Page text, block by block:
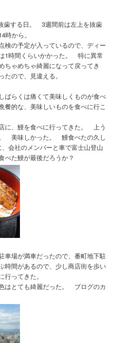
歯する日。 3週間前は左上を抜歯
から。
検の予定が入っているので、ディー
1時間くらいかかった。 特に異常
ちゃめちゃ綺麗になって戻ってき
ので、見違える。
らくは痛くて美味しくものが食べ
餐的な、美味しいものを食べに行こ
に、鰻を食べに行ってきた。 上う
美味しかった。 鰻食べたの久し
会社のメンバーと車で富士山登山
べた鰻が最後だろうか？
場が満車だったので、番町地下駐
間があるので、少し商店街を歩い
ってきた。
はとても綺麗だった。 ブログのカ